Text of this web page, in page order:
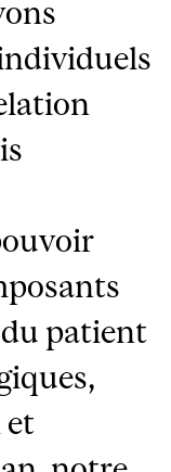
patient
et